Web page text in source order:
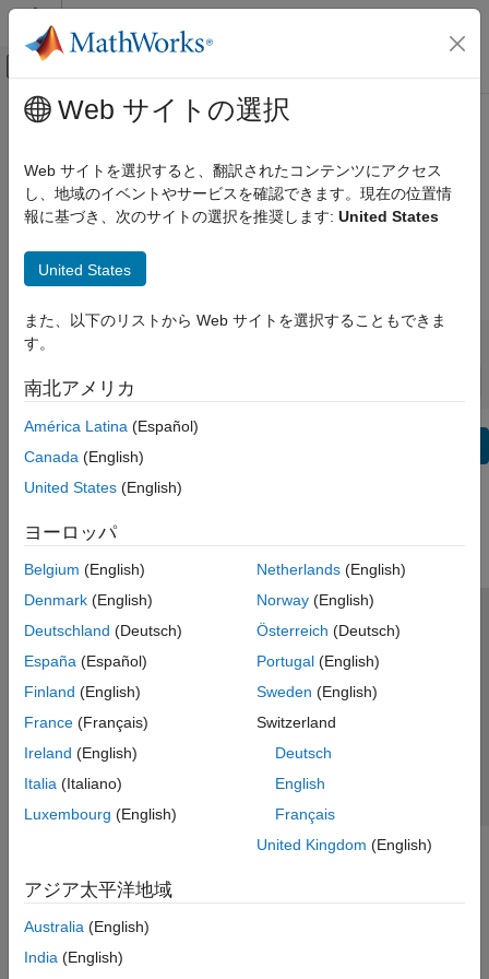
コンテンツへスキップ
オフキャンバス ナビゲーション メ
表示方法: カテゴリ
MATLAB
MATLAB Copilot
Simulink
物理モデリング
リアルタイム シミュレーションおよびテス
ト
並列計算
システムズ エンジニアリング
コード生成
アプリケーションのデプロイ
検証、妥当性確認、テスト
クラウド機能
用途
AI および統計
数学および最適化
制御システム
無線通信
メインコンテンツ
Predictive Maintenance Toolbox リ
リース ノート
バグ レポート | バグ修正 expand all in page
| リリースの範囲:
テキスト フィルター: Predictive Maintenance Toolbox リリー
この情報は役に立ちましたか？
Web サイトの選択
Web サイトを選択すると、翻訳されたコンテンツにアクセス
し、地域のイベントやサービスを確認できます。現在の位置情
報に基づき、次のサイトの選択を推奨します: United States
United States
また、以下のリストから Web サイトを選択することもできま
す。
南北アメリカ
América Latina (Español)
Canada (English)
United States (English)
ヨーロッパ
Belgium (English)
Denmark (English)
Deutschland (Deutsch)
España (Español)
Finland (English)
France (Français)
Ireland (English)
Italia (Italiano)
Luxembourg (English)
Netherlands(English)
Norway(English)
Österreich (Deutsch)
Portugal(English)
Sweden (English)
Switzerland
Deutsch
English
Français
United Kingdom (English)
アジア太平洋地域
Australia (English)
India (English)
トラストセンター
プライバシー ポリシー
違法コピー防止
アプリケーション ステータス
お問い合わせ
© 1994-2026 The MathWorks, Inc.